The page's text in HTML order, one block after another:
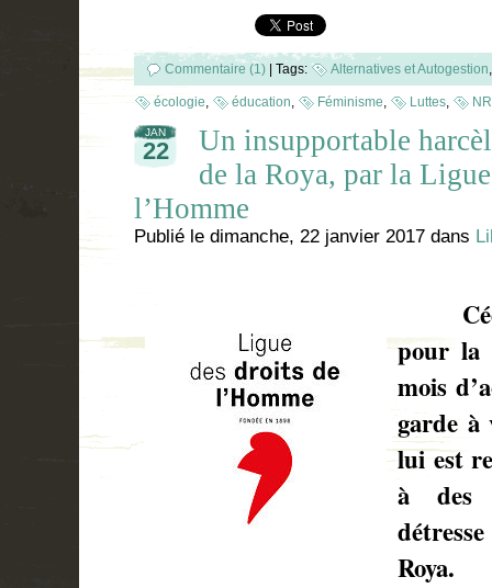
Commentaire (1) Tags: Alternatives et Autogestion
écologie, éducation, Féminisme, Luttes,
JAN
22
Un insupportable
de la Roya, par la
l’Homme
Publié le dimanche, 22 janvier 2017 dans
pour la
mois
garde à
lui est
à des
Roya.